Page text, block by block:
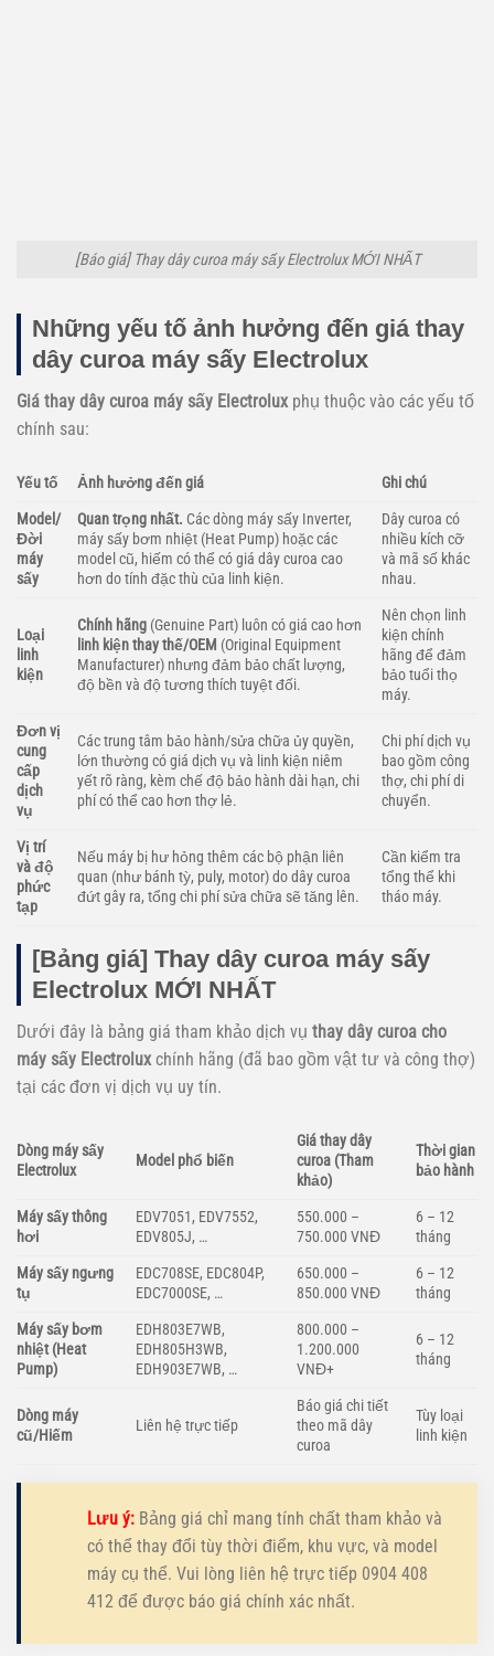
[Báo giá] Thay dây curoa máy sấy Electrolux MỚI NHẤT
Những yếu tố ảnh hưởng đến giá thay
dây curoa máy sấy Electrolux
Giá thay dây curoa máy sấy Electroluxphụ thuộc vào các yếu tố
chính sau:
Yếu tố Ảnh hưởng đến giá
Ghi chú
Model/
Đời
máy
sấy
Quan trọng nhất. Các dòng máy sấy Inverter,
máy sấy bơm nhiệt (Heat Pump) hoặc các
model cũ, hiếm có thể có giá dây curoa cao
hơn do tính đặc thù của linh kiện.
Dây curoa có
nhiều kích cỡ
và mã số khác
nhau.
Loại
linh
kiện
Chính hãng (Genuine Part) luôn có giá cao hơn
linh kiện thay thế/OEM (Original Equipment
Manufacturer) nhưng đảm bảo chất lượng,
độ bền và độ tương thích tuyệt đối.
Nên chọn linh
kiện chính
hãng để đảm
bảo tuổi thọ
máy.
Đơn vị
cung
cấp
dịch
vụ
Các trung tâm bảo hành/sửa chữa ủy quyền,
lớn thường có giá dịch vụ và linh kiện niêm
yết rõ ràng, kèm chế độ bảo hành dài hạn, chi
phí có thể cao hơn thợ lẻ.
Chi phí dịch vụ
bao gồm công
thợ, chi phí di
chuyển.
Vị trí
và độ
phức
tạp
Nếu máy bị hư hỏng thêm các bộ phận liên
quan (như bánh tỳ, puly, motor) do dây curoa
đứt gây ra, tổng chi phí sửa chữa sẽ tăng lên.
Cần kiểm tra
tổng thể khi
tháo máy.
[Bảng giá] Thay dây curoa máy sấy
Electrolux MỚI NHẤT
Dưới đây là bảng giá tham khảo dịch vụ thay dây curoa cho
máy sấy Electroluxchính hãng (đã bao gồm vật tư và công thợ)
tại các đơn vị dịch vụ uy tín.
Dòng máy sấy
Electrolux
Model phổ biến
Giá thay dây
curoa (Tham
khảo)
Thời gian
bảo hành
Máy sấy thông
hơi
EDV7051, EDV7552,
EDV805J, …
550.000 –
750.000 VNĐ
6 – 12
tháng
Máy sấy ngưng
tụ
EDC708SE, EDC804P,
EDC7000SE, …
650.000 –
850.000 VNĐ
6 – 12
tháng
Máy sấy bơm
nhiệt (Heat
Pump)
EDH803E7WB,
EDH805H3WB,
EDH903E7WB, …
800.000 –
1.200.000
VNĐ+
6 – 12
tháng
Dòng máy
cũ/Hiếm
Liên hệ trực tiếp
Báo giá chi tiết
theo mã dây
curoa
Tùy loại
linh kiện
Lưu ý: Bảng giá chỉ mang tính chất tham khảo và
có thể thay đổi tùy thời điểm, khu vực, và model
máy cụ thể. Vui lòng liên hệ trực tiếp 0904 408
412 để được báo giá chính xác nhất.